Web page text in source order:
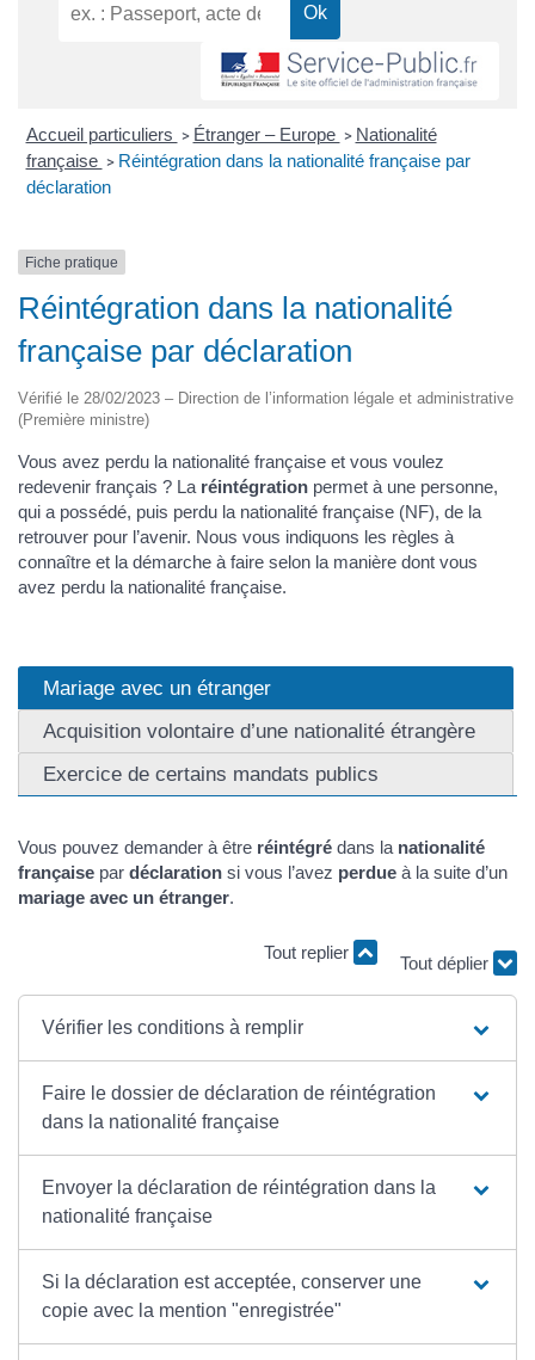
Accueil particuliers > Étranger – Europe > Nationalité
française > Réintégration dans la nationalité française par
déclaration
Fiche pratique
Réintégration dans la nationalité
française par déclaration
Vérifié le 28/02/2023 – Direction de l’information légale et administrative
(Première ministre)
Vous avez perdu la nationalité française et vous voulez
redevenir français ? La réintégration permet à une personne,
qui a possédé, puis perdu la nationalité française (NF), de la
retrouver pour l’avenir. Nous vous indiquons les règles à
connaître et la démarche à faire selon la manière dont vous
avez perdu la nationalité française.
Mariage avec un étranger
Acquisition volontaire d’une nationalité étrangère
Exercice de certains mandats publics
Vous pouvez demander à être réintégré dans la nationalité
française par déclaration si vous l’avez perdue à la suite d’un
mariage avec un étranger.
Tout replier
Tout déplier
Vérifier les conditions à remplir
Faire le dossier de déclaration de réintégration
dans la nationalité française
Envoyer la déclaration de réintégration dans la
nationalité française
Si la déclaration est acceptée, conserver une
copie avec la mention "enregistrée"